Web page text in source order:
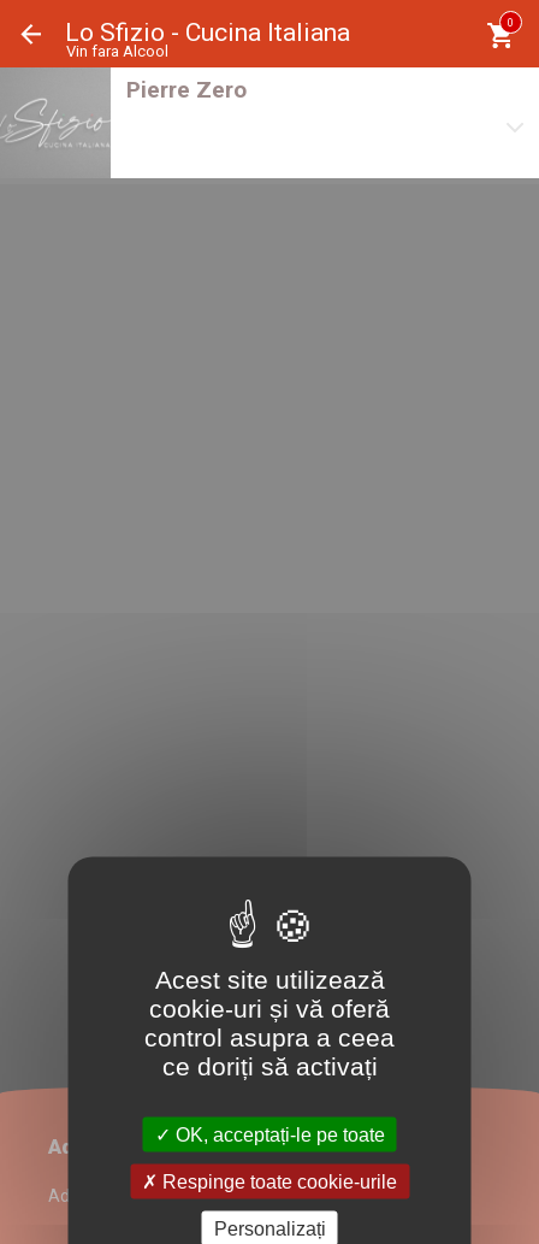
Lo Sfizio - Cucina Italiana
Vin fara Alcool
0
Pierre Zero
Administrare restaurant
Admin Login
Acest site utilizează
cookie-uri și vă oferă
control asupra a ceea
ce doriți să activați
OK, acceptați-le pe toate
Respinge toate cookie-urile
Personalizați